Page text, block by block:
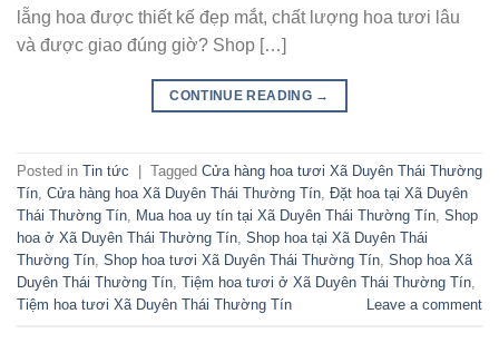
lẵng hoa được thiết kế đẹp mắt, chất lượng hoa tươi lâu
và được giao đúng giờ? Shop […]
CONTINUE READING →
Posted in Tin tức Tagged Cửa hàng hoa tươi Xã Duyên Thái Thường
Tín Cửa hàng hoa Xã Duyên Thái Thường Tín Đặt hoa tại Xã Duyên
Thái Thường Tín
Mua hoa uy tín tại Xã Duyên Thái Thường Tín Shop
hoa ở Xã Duyên Thái Thường Tín Shop hoa tại Xã Duyên Thái
Thường Tín Shop hoa tươi Xã Duyên Thái Thường Tín Shop hoa Xã
Duyên Thái Thường Tín Tiệm hoa tươi ở Xã Duyên Thái Thường Tín
Tiệm hoa tươi Xã Duyên Thái Thường Tín
Leave a comment